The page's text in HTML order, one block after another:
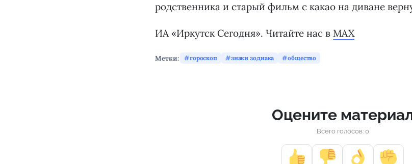
родственника и старый фильм с какао на диване
ИА «Иркутск Сегодня». Читайте нас в MAX
Метки: гороскоп знаки зодиака общество
Оцените
Всего голосов: 0